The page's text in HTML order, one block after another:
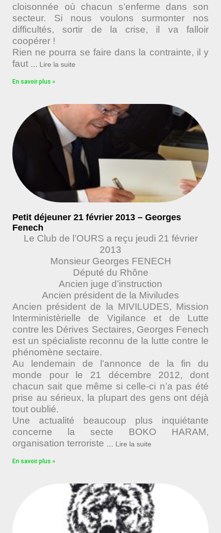
cloisonnée où chacun s’enferme dans son
secteur. Si nous voulons surmonter nos
difficultés, sortir de la crise, il va falloir
coopérer !
Rien ne pourra se faire dans la contrainte, il y
faut
Lire la suite
En savoir plus »
Petit déjeuner 21 février 2013 – Georges
Fenech
Le Club de l’OURS a reçu jeudi 21 février
2013
Monsieur Georges FENECH
Député du Rhône
Ancien juge d’instruction
Ancien président de la Miviludes
Ancien président de la MIVILUDES, Mission
Interministèrielle de Vigilance et de Lutte
contre les Dérives Sectaires, Georges Fenech
est un spécialiste reconnu de la lutte contre le
phénomène sectaire.
Au lendemain de l’annonce de la fin du
monde pour le 21 décembre 2012, dont
chacun sait que même si celle-ci n’a pas été
prise au sérieux, la plupart des gens ont déjà
tout oublié.
Une actualité beaucoup plus inquiétante
concerne la secte BOKO HARAM,
organisation terroriste
Lire la suite
En savoir plus »